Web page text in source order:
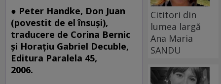
● Peter Handke, Don Juan
(povestit de el însuşi),
traducere de Corina Bernic
şi Horaţiu Gabriel Decuble,
Editura Paralela 45,
2006.
Cititori din
lumea largă
Ana Maria
SANDU